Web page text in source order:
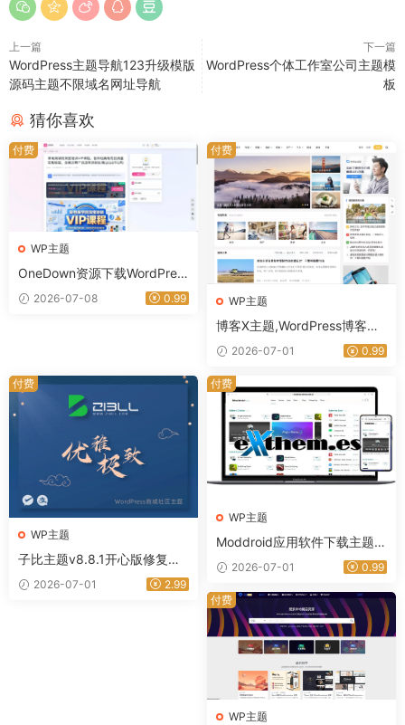
上一篇
WordPress主题导航123升级模版
源码主题不限域名网址导航
下一篇
WordPress个体工作室公司主题模
板
猜你喜欢
WP主题
OneDown资源下载WordPres
s主题 技术教程资讯站专用模
板-星途资源网
2026-07-08 0.99
付费
WP主题
博客X主题,WordPress博客主
题推荐,专业博客网站搭建优选
｜星途资源网
2026-07-01 0.99
付费
WP主题
子比主题v8.8.1开心版修复版
本｜星途资源网
2026-07-01 2.99
付费
WP主题
Moddroid应用软件下载主题高
级版带博客系统 9.5
2026-07-01 0.99
付费
WP主题
付费